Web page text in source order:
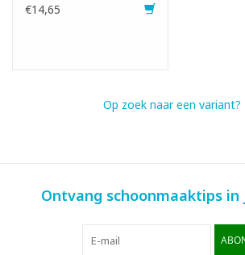
€14,65
Op zoek naar een variant?
Ontvang schoonmaaktips in